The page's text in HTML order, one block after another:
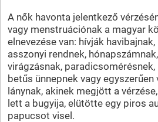
A nők havonta jelentkező
vagy menstruációnak a magyar
elnevezése van: hívják
asszonyi rendnek,
virágzásnak,
betűs ünnepnek vagy egyszerűen
lánynak, akinek megjött a
lett a bugyija, elütötte egy piros
papucsot visel.